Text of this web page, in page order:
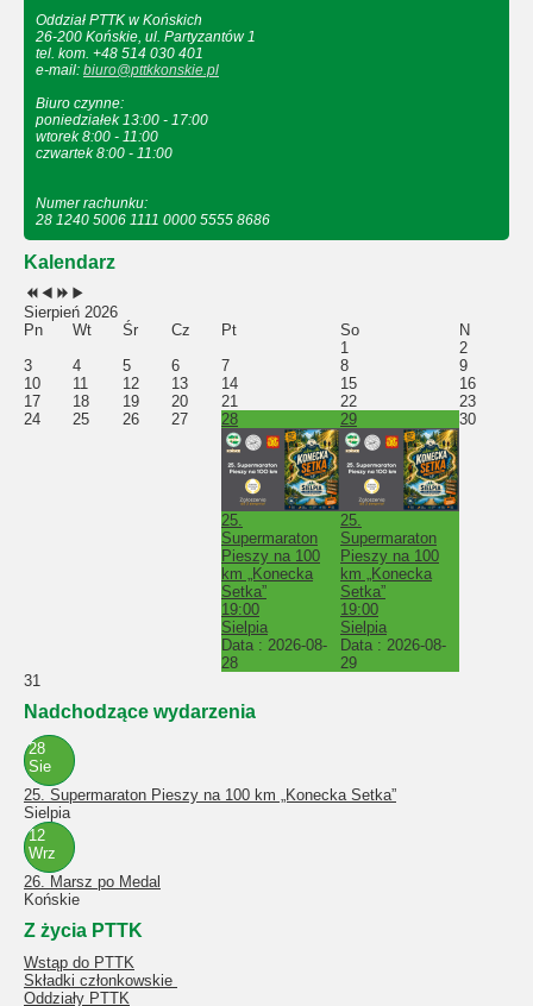
Oddział PTTK w Końskich
26-200 Końskie, ul. Partyzantów 1
tel. kom. +48 514 030 401
e-mail: biuro@pttkkonskie.pl
Biuro czynne:
poniedziałek 13:00 - 17:00
wtorek 8:00 - 11:00
czwartek 8:00 - 11:00
Numer rachunku:
28 1240 5006 1111 0000 5555 8686
Kalendarz
Sierpień 2026
Pn
Wt Śr Cz Pt So
N
1
2
3
4 5 6 7 8
9
10
11 12 13 14 15
16
17
18 19 20 21 22
23
24
25 26 27 28
25.
Supermaraton
Pieszy na 100
km „Konecka
Setka”
19:00
Sielpia
Data : 2026-08-
28
29
25.
Supermaraton
Pieszy na 100
km „Konecka
Setka”
19:00
Sielpia
Data : 2026-08-
29
30
31
Nadchodzące wydarzenia
28
Sie
25. Supermaraton Pieszy na 100 km „Konecka Setka”
Sielpia
12
Wrz
26. Marsz po Medal
Końskie
Z życia PTTK
Wstąp do PTTK
Składki członkowskie
Oddziały PTTK